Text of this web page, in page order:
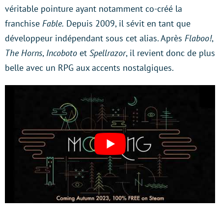
véritable pointure ayant notamment co-créé la
franchise Fable. Depuis 2009, il sévit en tant que
développeur indépendant sous cet alias. Après Flaboo!,
The Horns, Incoboto et Spellrazor, il revient donc de plus
belle avec un RPG aux accents nostalgiques.